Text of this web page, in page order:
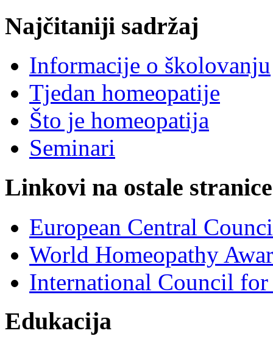
Najčitaniji sadržaj
Informacije o školovanju
Tjedan homeopatije
Što je homeopatija
Seminari
Linkovi na ostale stranice
European Central
World Homeopathy
International Council
Edukacija